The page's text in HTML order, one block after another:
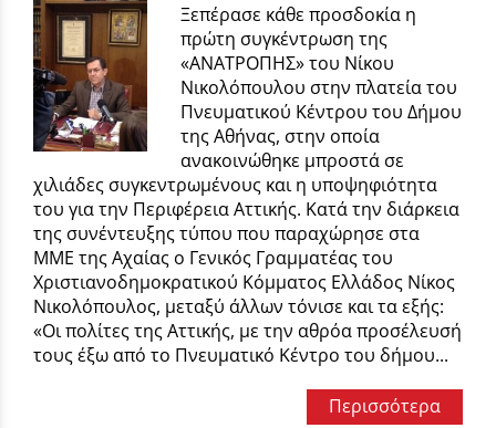
Ξεπέρασε κάθε προσδοκία η
πρώτη συγκέντρωση της
«ΑΝΑΤΡΟΠΗΣ» του Νίκου
Νικολόπουλου στην πλατεία του
Πνευματικού Κέντρου του Δήμου
της Αθήνας, στην οποία
ανακοινώθηκε μπροστά σε
χιλιάδες συγκεντρωμένους και η υποψηφιότητα
του για την Περιφέρεια Αττικής. Κατά την διάρκεια
της συνέντευξης τύπου που παραχώρησε στα
ΜΜΕ της Αχαίας ο Γενικός Γραμματέας του
Χριστιανοδημοκρατικού Κόμματος Ελλάδος Νίκος
Νικολόπουλος, μεταξύ άλλων τόνισε και τα εξής:
«Οι πολίτες της Αττικής, με την αθρόα προσέλευσή
τους έξω από το Πνευματικό Κέντρο του δήμου...
Περισσότερα